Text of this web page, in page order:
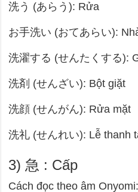
洗う (あらう): Rửa
お手洗い (おてあらい):
洗濯する (せんたくする):
洗剤 (せんざい): Bột giặt
洗顔 (せんがん): Rửa mặt
洗礼 (せんれい): Lễ thanh
3) 急 : Cấp
Cách đọc theo âm